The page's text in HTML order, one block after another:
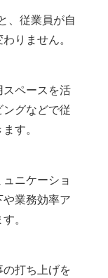
、従業員が自
りません。
スペースを活
グなどで従
す。
ニケーショ
業務効率ア
。
打ち上げを